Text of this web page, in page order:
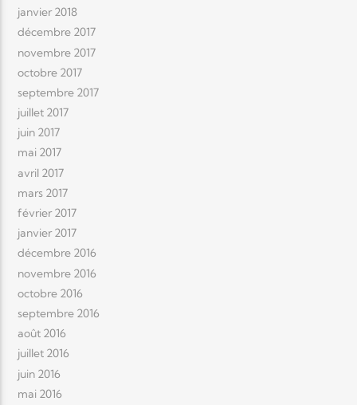
janvier 2018
décembre 2017
novembre 2017
octobre 2017
septembre 2017
juillet 2017
juin 2017
mai 2017
avril 2017
mars 2017
février 2017
janvier 2017
décembre 2016
novembre 2016
octobre 2016
septembre 2016
août 2016
juillet 2016
juin 2016
mai 2016